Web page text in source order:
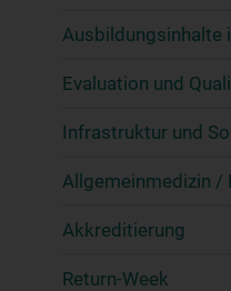
Ausbildungsinhalte
Evaluation und
Infrastruktur und
Allgemeinmedizin /
Akkreditierung
Return-Week